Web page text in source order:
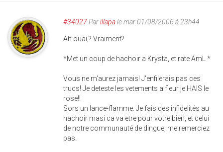
#34027Parillapale mar 01/08/2006 à 23h44
Ah ouai,? Vraiment?
*Met un coup de hachoir a Krysta, et rate AmL *
Vous ne m'aurez jamais! J'enfilerais pas ces
trucs! Je deteste les vetements a fleur je HAIS le
rose!!
Sors un lance-flamme. Je fais des infidelités au
hachoir masi ca va etre pour votre bien, et celui
de notre communauté de dingue, me remerciez
pas.